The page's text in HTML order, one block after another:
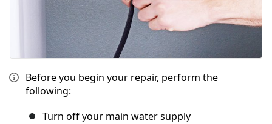
Before you begin your repair, perform the
following:
Turn off your main water supply